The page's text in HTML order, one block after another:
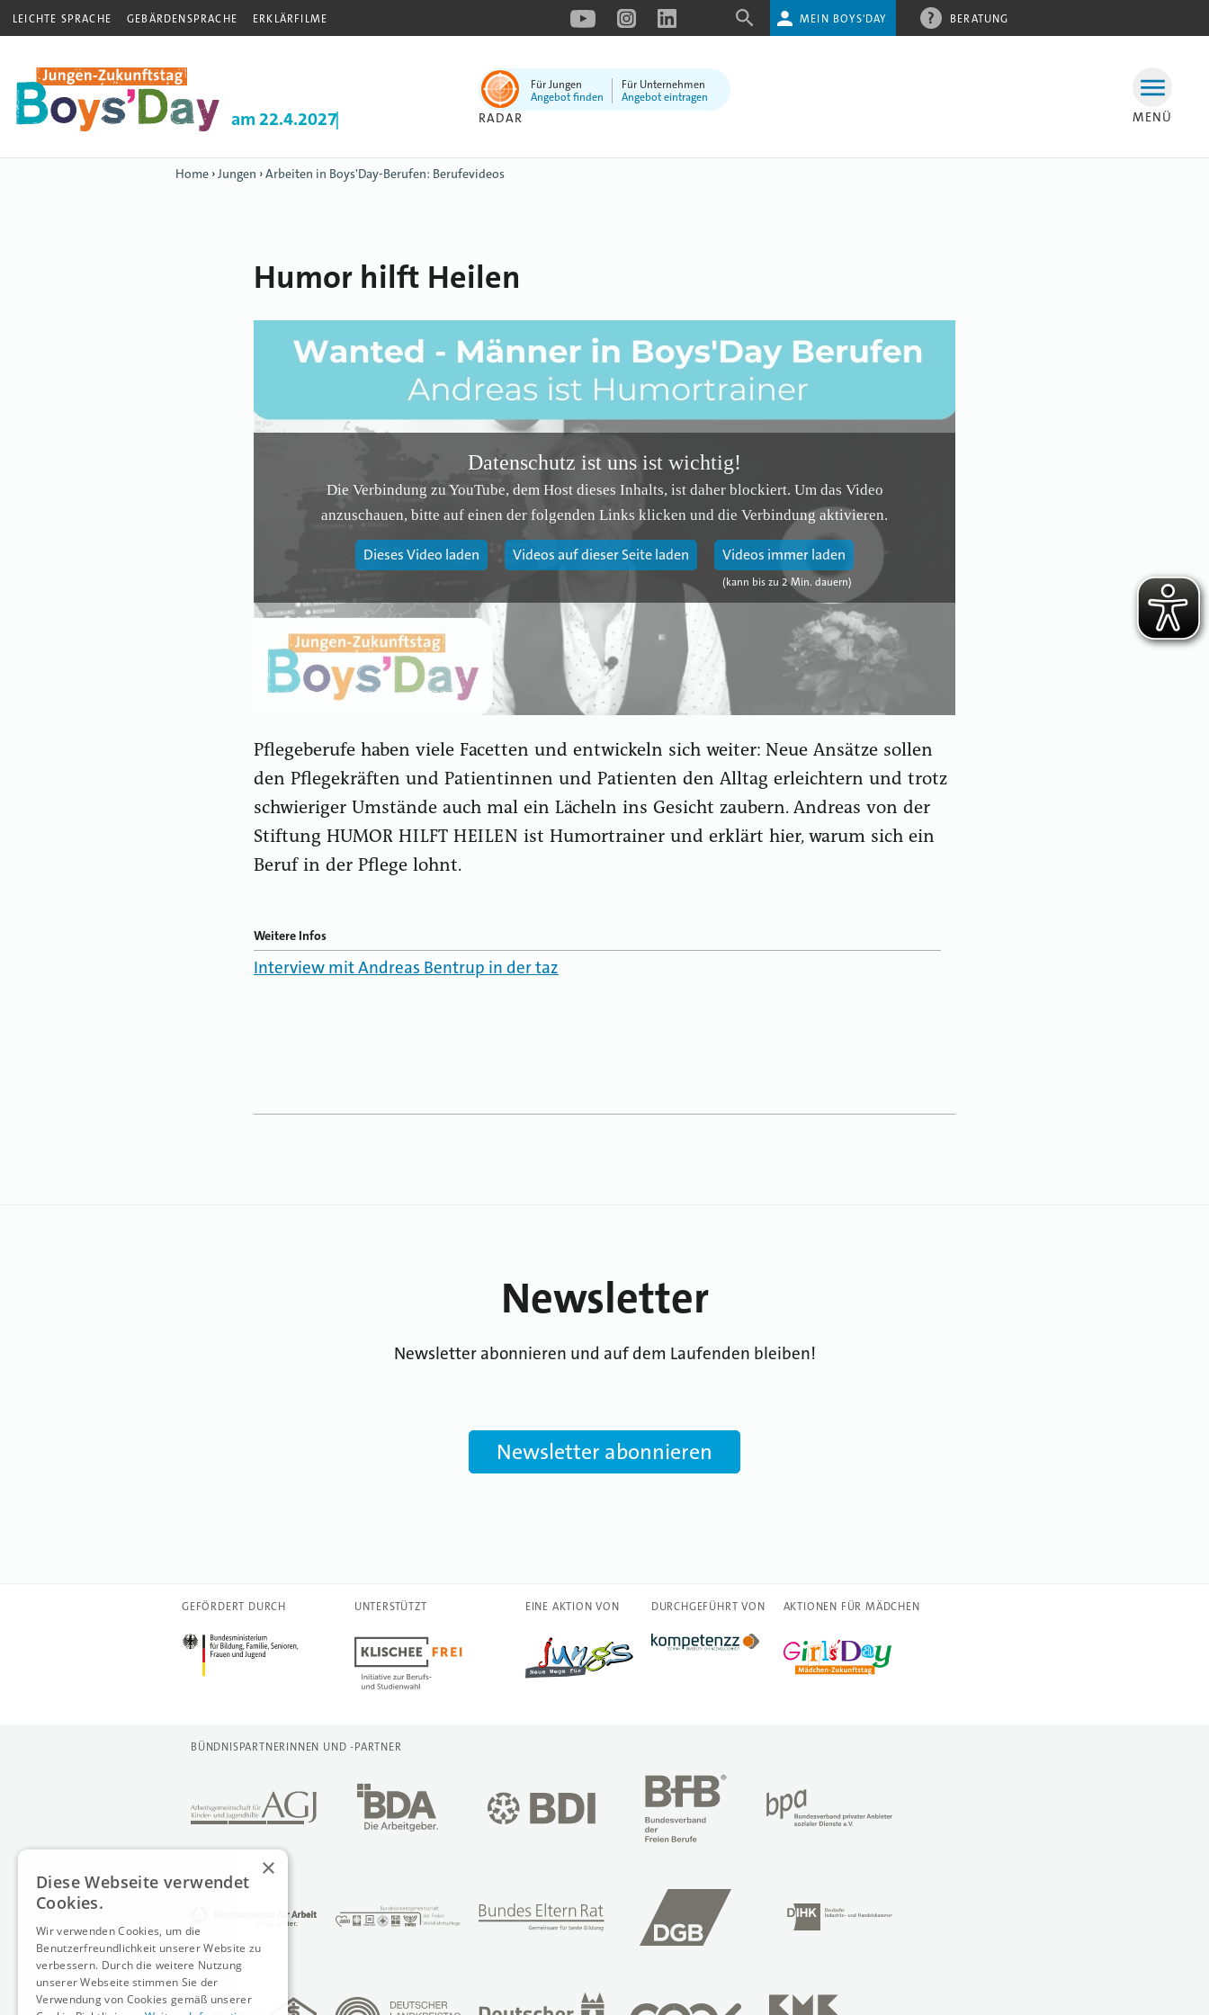
LEICHTE SPRACHE GEBÄRDENSPRACHE ERKLÄRFILME MEIN BOYS'DAY BERATUNG
am 22.4.2027| RADAR
Für Jungen
Angebot finden
Für Unternehmen
Angebot eintragen
MENÜ
Home ›Jungen ›Arbeiten in Boys'Day-Berufen: Berufevideos
Humor hilft Heilen
Datenschutz ist uns ist wichtig!
Die Verbindung zu YouTube, dem Host dieses Inhalts, ist daher blockiert. Um das Video
anzuschauen, bitte auf einen der folgenden Links klicken und die Verbindung aktivieren.
Dieses Video laden Videos auf dieser Seite laden Videos immer laden
Pflegeberufe haben viele Facetten und entwickeln sich weiter: Neue Ansätze sollen
den Pflegekräften und Patientinnen und Patienten den Alltag erleichtern und trotz
schwieriger Umstände auch mal ein Lächeln ins Gesicht zaubern. Andreas von der
Stiftung HUMOR HILFT HEILEN ist Humortrainer und erklärt hier, warum sich ein
Beruf in der Pflege lohnt.
Weitere Infos
Interview mit Andreas Bentrup in der taz
Newsletter
Newsletter abonnieren und auf dem Laufenden bleiben!
Newsletter abonnieren
GEFÖRDERT DURCH UNTERSTÜTZT EINE AKTION VON DURCHGEFÜHRT VON AKTIONEN FÜR MÄDCHEN
BÜNDNISPARTNERINNEN UND -PARTNER
×
Diese Webseite verwendet
Cookies.
Wir verwenden Cookies, um die
Benutzerfreundlichkeit unserer Website zu
verbessern. Durch die weitere Nutzung
unserer Webseite stimmen Sie der
Verwendung von Cookies gemäß unserer